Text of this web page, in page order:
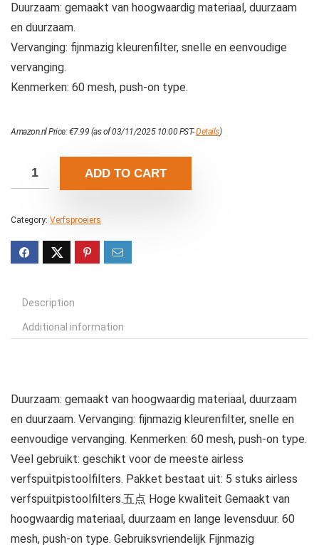
Duurzaam: gemaakt van hoogwaardig materiaal, duurzaam
en duurzaam.
Vervanging: fijnmazig kleurenfilter, snelle en eenvoudige
vervanging.
Kenmerken: 60 mesh, push-on type.
Amazon.nl Price:€7.99 (as of 03/11/2025 10:00 PST-Details)
ADD TO CART
Category: Verfsproeiers
Description
Additional information
Duurzaam: gemaakt van hoogwaardig materiaal, duurzaam
en duurzaam. Vervanging: fijnmazig kleurenfilter, snelle en
eenvoudige vervanging. Kenmerken: 60 mesh, push-on type.
Veel gebruikt: geschikt voor de meeste airless
verfspuitpistoolfilters. Pakket bestaat uit: 5 stuks airless
verfspuitpistoolfilters.五点 Hoge kwaliteit Gemaakt van
hoogwaardig materiaal, duurzaam en lange levensduur. 60
mesh, push-on type. Gebruiksvriendelijk Fijnmazig